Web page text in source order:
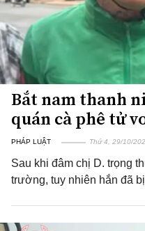
Bắt nam thanh
quán cà phê tử
PHÁP LUẬT Thứ 4, 29/10/
Sau khi đâm chị D. trọng
trường, tuy nhiên hắn đã